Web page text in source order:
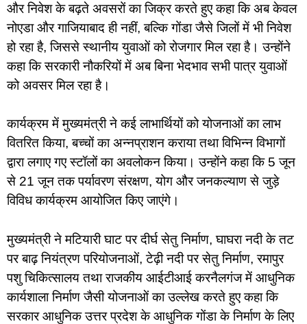
और निवेश के बढ़ते अवसरों का जिक्र करते हुए कहा कि अब केवल
नोएडा और गाजियाबाद ही नहीं, बल्कि गोंडा जैसे जिलों में भी निवेश
हो रहा है, जिससे स्थानीय युवाओं को रोजगार मिल रहा है। उन्होंने
कहा कि सरकारी नौकरियों में अब बिना भेदभाव सभी पात्र युवाओं
को अवसर मिल रहा है।
कार्यक्रम में मुख्यमंत्री ने कई लाभार्थियों को योजनाओं का लाभ
वितरित किया, बच्चों का अन्नप्राशन कराया तथा विभिन्न विभागों
द्वारा लगाए गए स्टॉलों का अवलोकन किया। उन्होंने कहा कि 5 जून
से 21 जून तक पर्यावरण संरक्षण, योग और जनकल्याण से जुड़े
विविध कार्यक्रम आयोजित किए जाएंगे।
मुख्यमंत्री ने मटियारी घाट पर दीर्घ सेतु निर्माण, घाघरा नदी के तट
पर बाढ़ नियंत्रण परियोजनाओं, टेढ़ी नदी पर सेतु निर्माण, रमापुर
पशु चिकित्सालय तथा राजकीय आईटीआई करनैलगंज में आधुनिक
कार्यशाला निर्माण जैसी योजनाओं का उल्लेख करते हुए कहा कि
सरकार आधुनिक उत्तर प्रदेश के आधुनिक गोंडा के निर्माण के लिए